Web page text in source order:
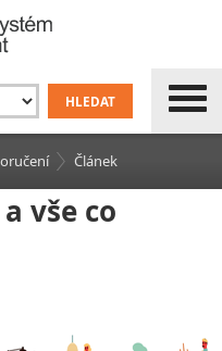
Článek
vše co